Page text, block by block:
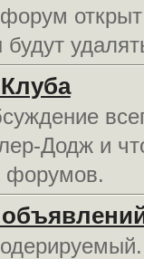
открыт
Додж и
форумов.